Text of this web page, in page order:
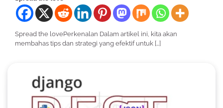
Spread the lovePerkenalan Dalam artikel ini, kita akan
membahas tips dan strategi yang efektif untuk […]